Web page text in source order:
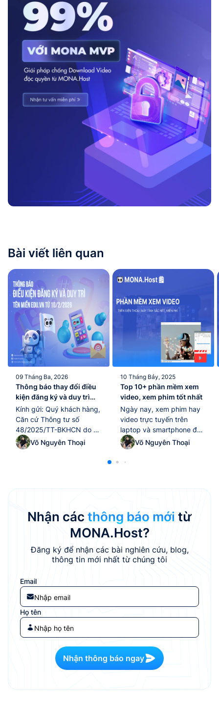
Bài viết liên quan
09 Tháng Ba, 2026
Thông báo thay đổi điều
kiện đăng ký và duy trì
tên miền “.edu.vn” kể từ
ngày 10/02/2026
Kính gửi: Quý khách hàng,
Căn cứ Thông tư số
48/2025/TT-BKHCN do Bộ
Khoa học và Công nghệ
ban hành ngày
dụng tài nguyên Internet
miền “.vn”, địa chỉ IP, ASN),
MONA Host...
Võ Nguyên Thoại
10 Tháng Bảy, 2025
Top 10+ phần mềm xem
video, xem phim tốt nhất
Ngày nay, xem phim hay
video trực tuyến trên
laptop và smartphone đã
trở thành thói quen giải trí
quen thuộc của nhiều
người. Tuy nhiên, để tận
lựa chọn một phần mềm
tố không thể thiếu.
Trong...
Võ Nguyên Thoại
Nhận các thông báo mới từ
MONA.Host?
Đăng ký để nhận các bài nghiên cứu, blog,
thông tin mới nhất từ chúng tôi
Email
Họ tên
Nhận thông báo ngay